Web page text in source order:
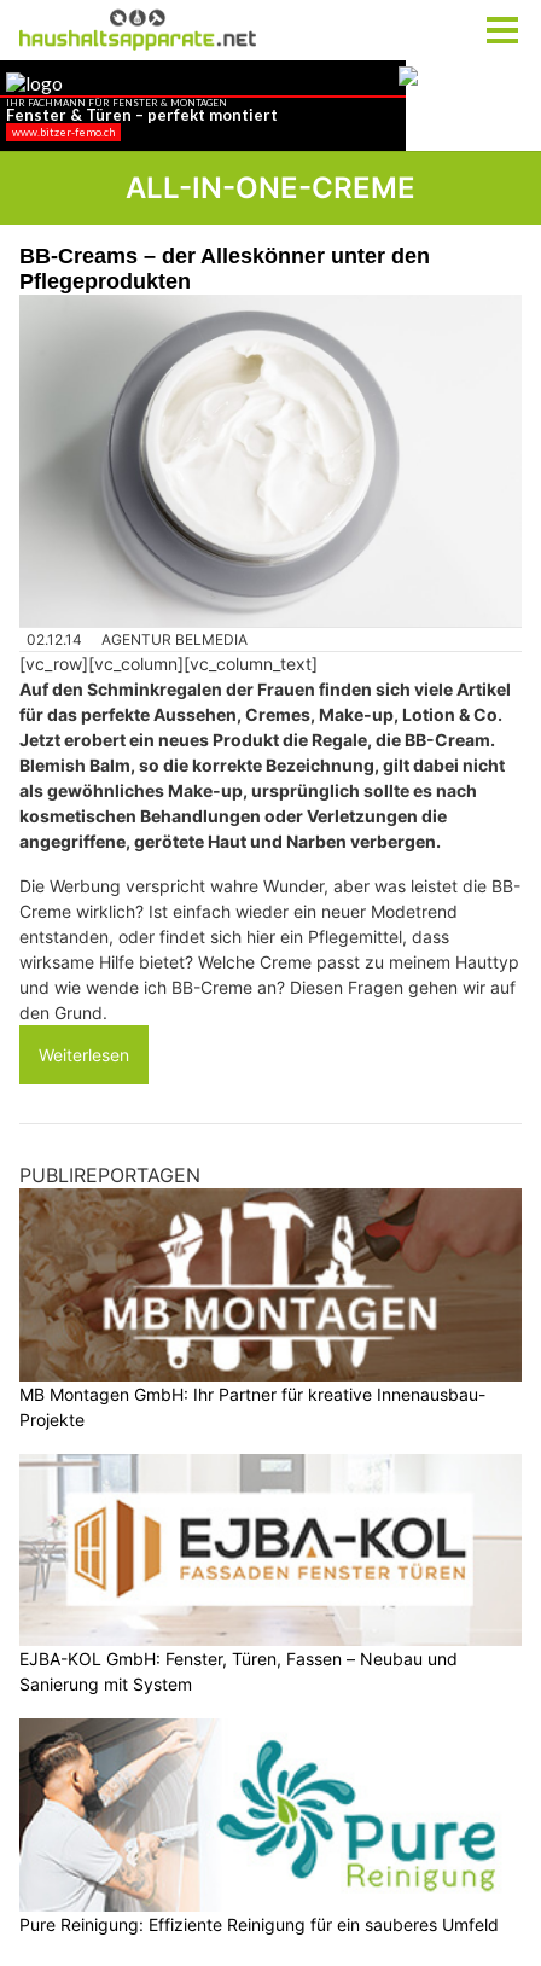
ALL-IN-ONE-CREME
BB-Creams – der Alleskönner unter den
Pflegeprodukten
02.12.14 AGENTUR BELMEDIA
[vc_row][vc_column][vc_column_text]
Auf den Schminkregalen der Frauen finden sich viele Artikel
für das perfekte Aussehen, Cremes, Make-up, Lotion & Co.
Jetzt erobert ein neues Produkt die Regale, die BB-Cream.
Blemish Balm, so die korrekte Bezeichnung, gilt dabei nicht
als gewöhnliches Make-up, ursprünglich sollte es nach
kosmetischen Behandlungen oder Verletzungen die
angegriffene, gerötete Haut und Narben verbergen.
Die Werbung verspricht wahre Wunder, aber was leistet die BB-
Creme wirklich? Ist einfach wieder ein neuer Modetrend
entstanden, oder findet sich hier ein Pflegemittel, dass
wirksame Hilfe bietet? Welche Creme passt zu meinem Hauttyp
und wie wende ich BB-Creme an? Diesen Fragen gehen wir auf
den Grund.
Weiterlesen
PUBLIREPORTAGEN
MB Montagen GmbH: Ihr Partner für kreative Innenausbau-
Projekte
EJBA-KOL GmbH: Fenster, Türen, Fassen – Neubau und
Sanierung mit System
Pure Reinigung: Effiziente Reinigung für ein sauberes Umfeld